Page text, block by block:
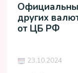
других
от ЦБ РФ
23.10.2024